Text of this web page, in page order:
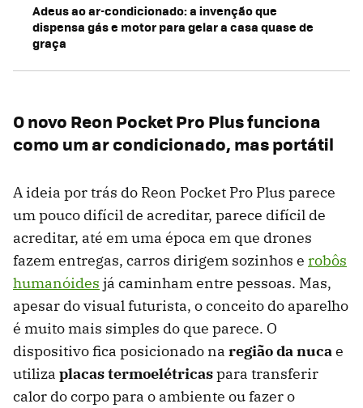
Adeus ao ar-condicionado: a invenção que
dispensa gás e motor para gelar a casa quase de
graça
O novo Reon Pocket Pro Plus funciona
como um ar condicionado, mas portátil
A ideia por trás do Reon Pocket Pro Plus parece
um pouco difícil de acreditar, parece difícil de
acreditar, até em uma época em que drones
fazem entregas, carros dirigem sozinhos e robôs
humanóides já caminham entre pessoas. Mas,
apesar do visual futurista, o conceito do aparelho
é muito mais simples do que parece. O
dispositivo fica posicionado na região da nucae
utiliza placas termoelétricaspara transferir
calor do corpo para o ambiente ou fazer o